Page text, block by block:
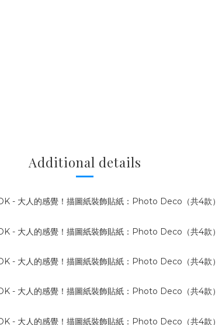
Additional details